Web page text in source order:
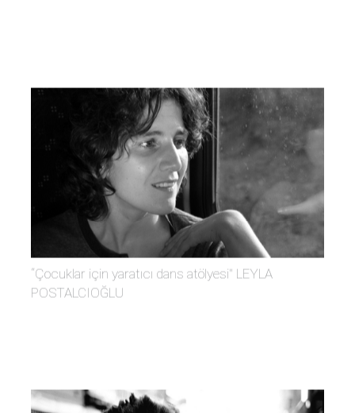
“Çocuklar için yaratıcı dans atölyesi'' LEYLA
POSTALCIOĞLU